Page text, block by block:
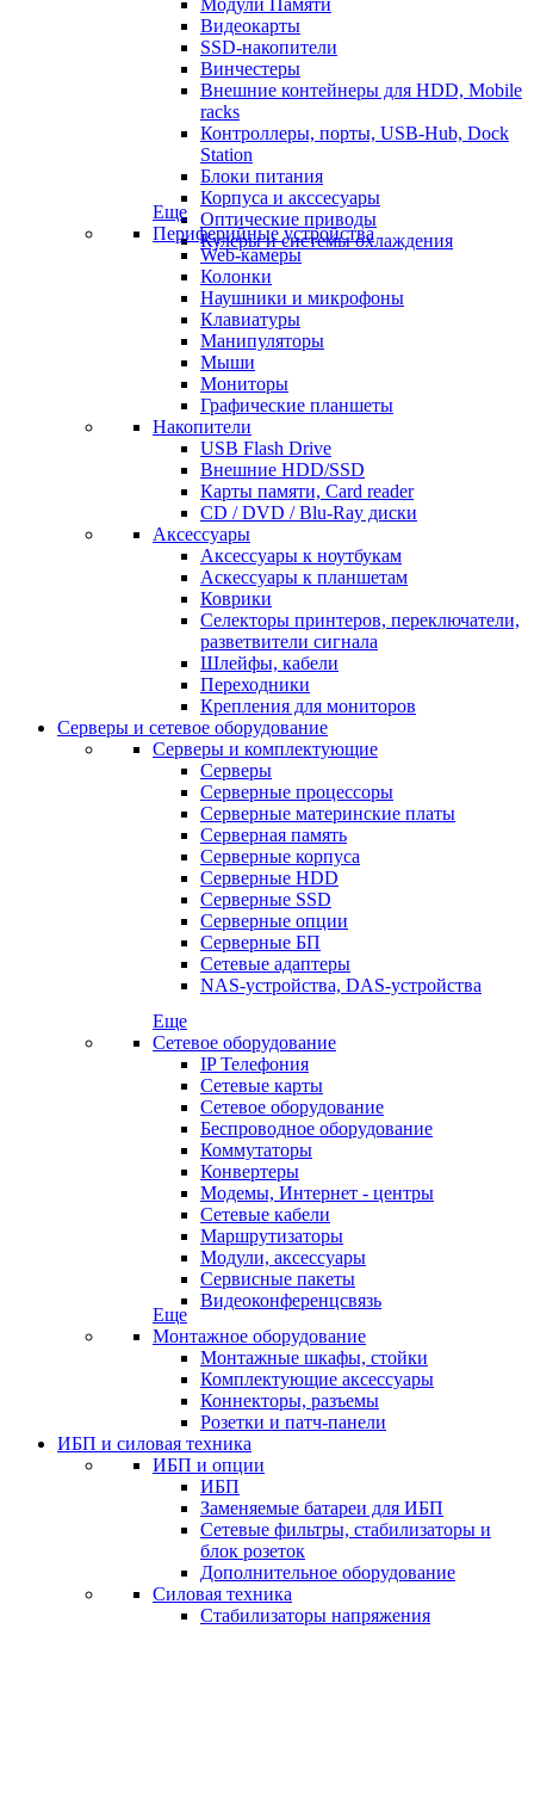
Модули Памяти
Видеокарты
SSD-накопители
Винчестеры
Внешние контейнеры для HDD, Mobile
racks
Контроллеры, порты, USB-Hub, Dock
Station
Блоки питания
Корпуса и акссесуары
Оптические приводы
Кулеры и системы охлаждения
Еще
Периферийные устройства
Web-камеры
Колонки
Наушники и микрофоны
Клавиатуры
Манипуляторы
Мыши
Мониторы
Графические планшеты
Накопители
USB Flash Drive
Внешние HDD/SSD
Карты памяти, Card reader
CD / DVD / Blu-Ray диски
Аксессуары
Аксессуары к ноутбукам
Аскессуары к планшетам
Коврики
Селекторы принтеров, переключатели,
разветвители сигнала
Шлейфы, кабели
Переходники
Крепления для мониторов
Серверы и сетевое оборудование
Серверы и комплектующие
Серверы
Серверные процессоры
Серверные материнские платы
Серверная память
Серверные корпуса
Серверные HDD
Серверные SSD
Серверные опции
Серверные БП
Сетевые адаптеры
NAS-устройства, DAS-устройства
Еще
Сетевое оборудование
IP Телефония
Сетевые карты
Сетевое оборудование
Беспроводное оборудование
Коммутаторы
Конвертеры
Модемы, Интернет - центры
Сетевые кабели
Маршрутизаторы
Модули, аксессуары
Сервисные пакеты
Видеоконференцсвязь
Еще
Монтажное оборудование
Монтажные шкафы, стойки
Комплектующие аксессуары
Коннекторы, разъемы
Розетки и патч-панели
ИБП и силовая техника
ИБП и опции
ИБП
Заменяемые батареи для ИБП
Сетевые фильтры, стабилизаторы и
блок розеток
Дополнительное оборудование
Силовая техника
Стабилизаторы напряжения